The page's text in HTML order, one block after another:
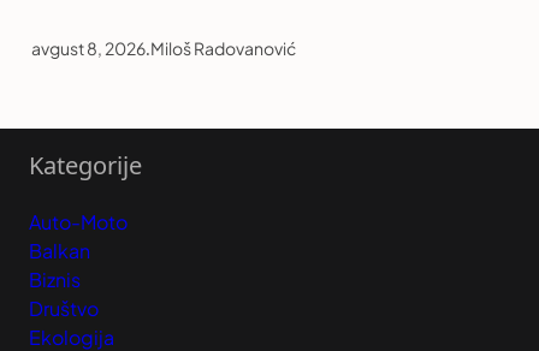
avgust 8, 2026.Miloš Radovanović
Kategorije
Auto-Moto
Balkan
Biznis
Društvo
Ekologija